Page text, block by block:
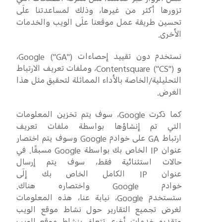
تزورها أكثر من غيرها، وذلك لمساعدتنا علَى
تحسين طريقة عمل موقعنا علَى الويب والخدمات
الأخرى.
نستخدم دون تقييد إحصاءات
Google ("GA
")،
و
Contentsquare ("CS
")، وملفات تعريف الارتباط
التحليلية/الخاصة بالأداء المماثلة لتحقيق مثل هذا
الغرض.
كما ذكرت Google، سوف يتم تخزين المعلومات
التي تم إنشاؤها بواسطة ملفات تعريف
ارتباطGA على خوادم Google وسوف يتم اختصار
عنوان IP الخاص بك بواسطة Googleمسبقًا. في
حالات استثنائية فقط، سوف يتم إرسال
عنوان IP الكامل الخاص بك إلَى
خوادم Google واختصاره هناك.
ستستخدم Google، نيابة عنا، هذه المعلومات
لغرض تجميع التقارير حول نشاط موقع الويب